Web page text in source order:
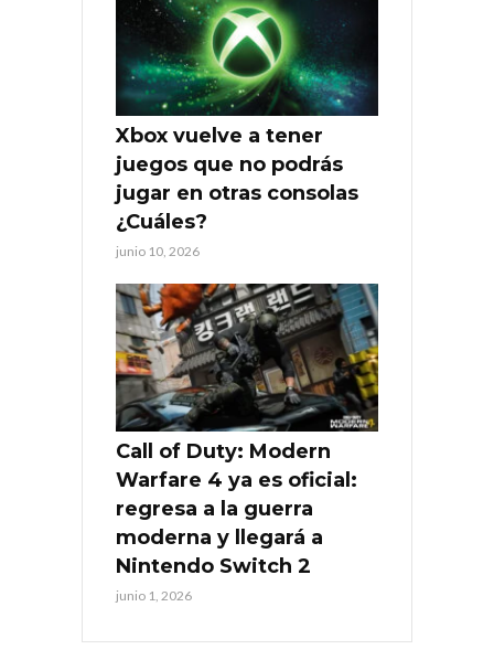
Xbox vuelve a tener
juegos que no podrás
jugar en otras consolas
¿Cuáles?
junio 10, 2026
Call of Duty: Modern
Warfare 4 ya es oficial:
regresa a la guerra
moderna y llegará a
Nintendo Switch 2
junio 1, 2026